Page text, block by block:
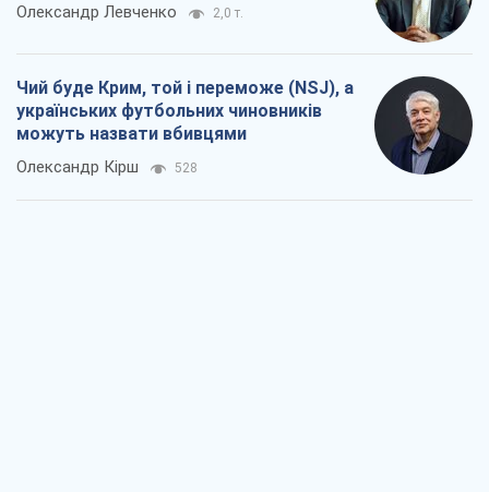
Олександр Левченко 2,0 т.
Чий буде Крим, той і переможе (NSJ), а
українських футбольних чиновників
можуть назвати вбивцями
Олександр Кірш 528